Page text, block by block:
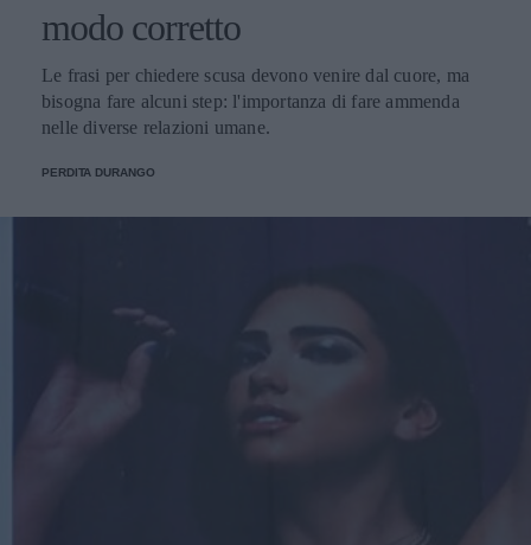
modo corretto
Le frasi per chiedere scusa devono venire dal cuore, ma
bisogna fare alcuni step: l'importanza di fare ammenda
nelle diverse relazioni umane.
PERDITA DURANGO